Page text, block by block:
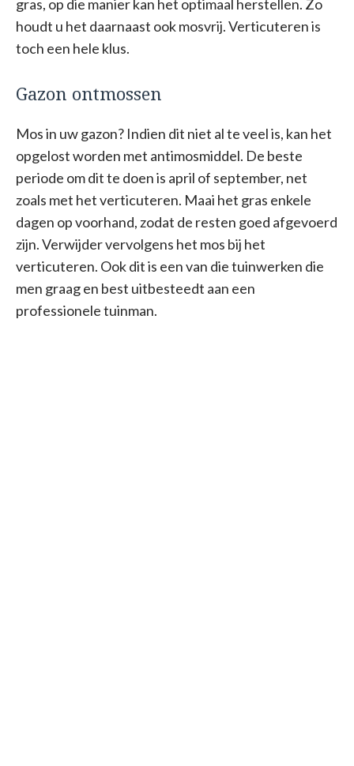
gras, op die manier kan het optimaal herstellen. Zo
houdt u het daarnaast ook mosvrij. Verticuteren is
toch een hele klus.
Gazon ontmossen
Mos in uw gazon? Indien dit niet al te veel is, kan het
opgelost worden met antimosmiddel. De beste
periode om dit te doen is april of september, net
zoals met het verticuteren. Maai het gras enkele
dagen op voorhand, zodat de resten goed afgevoerd
zijn. Verwijder vervolgens het mos bij het
verticuteren. Ook dit is een van die tuinwerken die
men graag en best uitbesteedt aan een
professionele tuinman.